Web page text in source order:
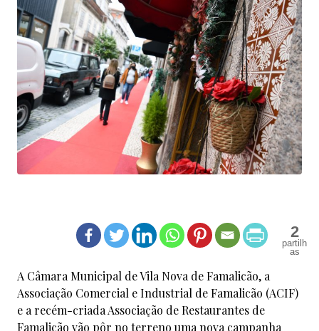
2
A Câmara Municipal de Vila Nova de Famalicão, a
Associação Comercial e Industrial de Famalicão (ACIF)
e a recém-criada Associação de Restaurantes de
Famalicão vão pôr no terreno uma nova campanha